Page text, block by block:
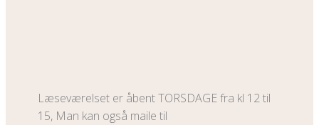
Læseværelset er åbent TORSDAGE fra kl 12 til
15, Man kan også maile til